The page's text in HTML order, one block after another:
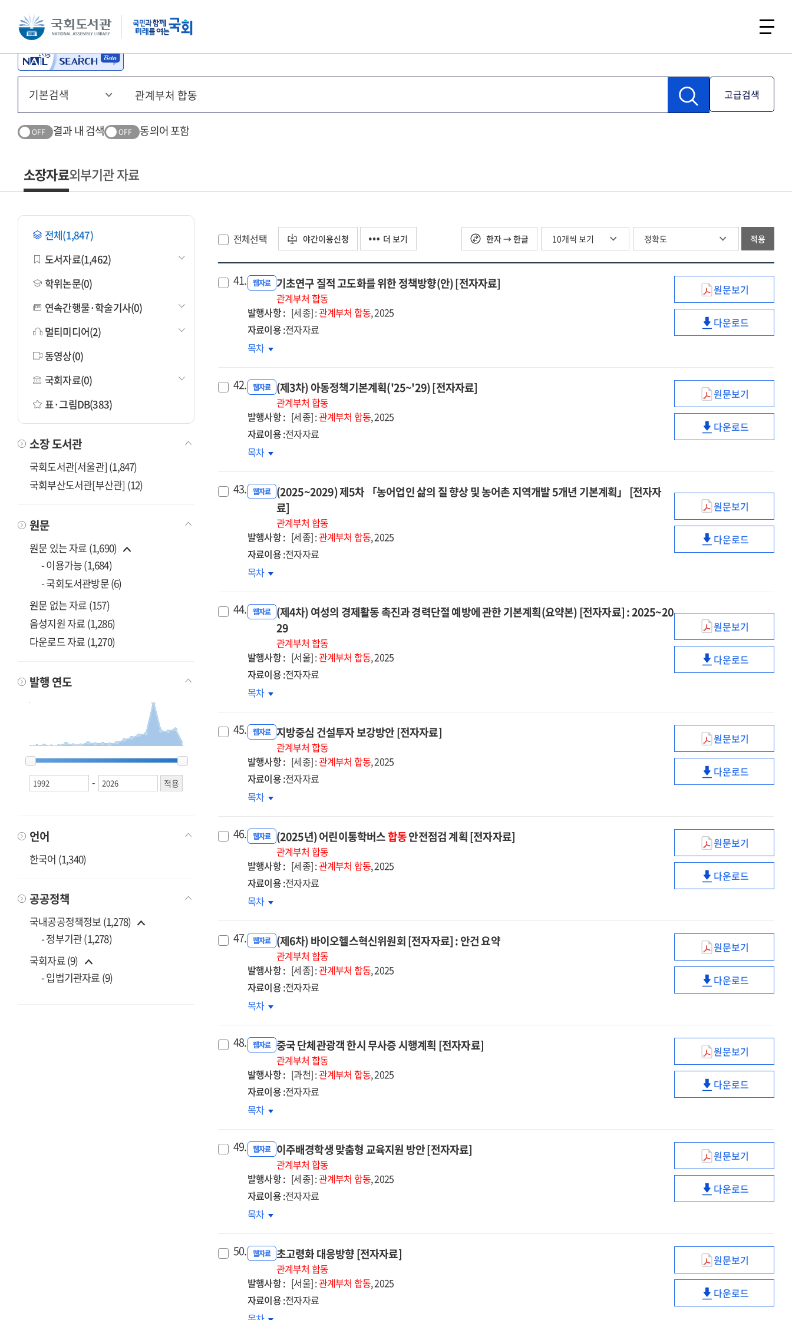
본문 바로가기 주메뉴 바로가기
고급검색
OFF 결과 내 검색 OFF 동의어 포함
소장자료외부기관 자료
전체(1,847)
도서자료(1,462)
학위논문(0)
연속간행물·학술기사(0)
멀티미디어(2)
동영상(0)
국회자료(0)
표·그림DB(383)
소장 도서관
국회도서관[서울관] (1,847)
국회부산도서관[부산관] (12)
원문
원문 있는 자료 (1,690)
- 이용가능 (1,684)
- 국회도서관방문 (6)
원문 없는 자료 (157)
음성지원 자료 (1,286)
다운로드 자료 (1,270)
발행 연도
-
언어
한국어 (1,340)
공공정책
국내공공정책정보 (1,278)
- 정부기관 (1,278)
국회자료 (9)
- 입법기관자료 (9)
전체선택 야간이용신청 더 보기 한자 → 한글 적용
41. 웹자료 기초연구 질적 고도화를 위한 정책방향(안) [전자자료]
관계부처 합동
발행사항 : [세종] :관계부처 합동, 2025
자료이용 :전자자료
기초연구
질적
고도화를
위한
[전자자료]
원문보기
기초연구
정책방향
(안)
[전자자료]
다운로드
기초연구
위한
정책방향
(안)
[전자자료]
목차
42. 웹자료 (제3차) 아동정책기본계획('25~'29) [전자자료]
관계부처 합동
발행사항 : [세종] :관계부처 합동, 2025
자료이용 :전자자료
(제3차)
아동정책기본계
('25~'29)
[전자자료]
원문보기
(제3차)
다운로드
(제3차)
[전자자료]
목차
43. 웹자료 (2025~2029) 제5차 「농어업인 삶의 질 향상 및 농어촌 지역개발 5개년 기본계획」 [전자자
료]
관계부처 합동
발행사항 : [세종] :관계부처 합동, 2025
자료이용 :전자자료
(2025~2029)
제5차
「농어업인
삶의
농어촌
지역개발
5개년
기본계획」
[전자자료]
원문보기
(2025~2029)
향상
및
농어촌
지역개발
5개년
다운로드
(2025~2029)
삶의
및
농어촌
지역개발
5개년
[전자자료]
목차
44. 웹자료 (제4차) 여성의 경제활동 촉진과 경력단절 예방에 관한 기본계획(요약본) [전자자료] : 2025~20
29
관계부처 합동
발행사항 : [서울] :관계부처 합동, 2025
자료이용 :전자자료
(제4차)
여성의
경제활동
촉진과
기본계획
(요약본)
[전자자료]
:
2025~2029
원문보기
(제4차)
경력단절
예방에
관한
기본계획
(요약본)
다운로드
(제4차)
촉진과
경력단절
예방에
관한
기본계획
(요약본)
:
2025~2029
목차
45. 웹자료 지방중심 건설투자 보강방안 [전자자료]
관계부처 합동
발행사항 : [세종] :관계부처 합동, 2025
자료이용 :전자자료
지방중심
건설투자
보강방안
[전자자료]
원문보기
지방중심
다운로드
지방중심
[전자자료]
목차
46. 웹자료 (2025년) 어린이통학버스합동안전점검 계획 [전자자료]
관계부처 합동
발행사항 : [세종] :관계부처 합동, 2025
자료이용 :전자자료
(2025년)
어린이통학버스
합동
안전점검
원문보기
(2025년)
계획
[전자자료]
다운로드
(2025년)
안전점검
[전자자료]
목차
47. 웹자료 (제6차) 바이오헬스혁신위원회 [전자자료] : 안건 요약
관계부처 합동
발행사항 : [세종] :관계부처 합동, 2025
자료이용 :전자자료
(제6차)
바이오헬스혁신
[전자자료]
:
원문보기
(제6차)
안건
요약
다운로드
(제6차)
요약
목차
48. 웹자료 중국 단체관광객 한시 무사증 시행계획 [전자자료]
관계부처 합동
발행사항 : [과천] :관계부처 합동, 2025
자료이용 :전자자료
중국
단체관광객
한시
무사증
원문보기
중국
시행계획
[전자자료]
다운로드
중국
무사증
시행계획
[전자자료]
목차
49. 웹자료 이주배경학생 맞춤형 교육지원 방안 [전자자료]
관계부처 합동
발행사항 : [세종] :관계부처 합동, 2025
자료이용 :전자자료
이주배경학생
맞춤형
교육지원
방안
원문보기
이주배경학생
[전자자료]
다운로드
이주배경학생
방안
[전자자료]
목차
50. 웹자료 초고령화 대응방향 [전자자료]
관계부처 합동
발행사항 : [서울] :관계부처 합동, 2025
자료이용 :전자자료
초고령화
대응방향
[전자자료]
원문보기
초고령화
다운로드
초고령화